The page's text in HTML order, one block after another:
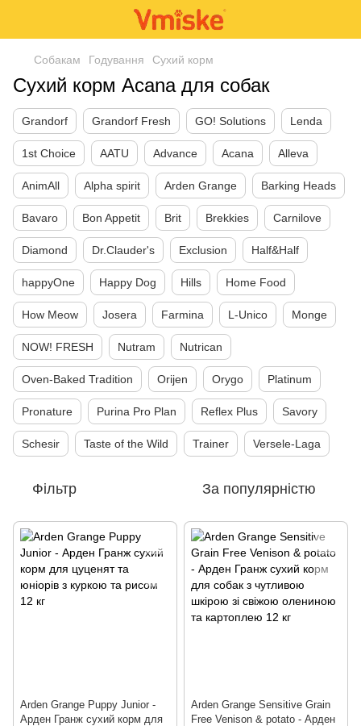
Собакам Годування Сухий корм
Cухий корм Acana для собак
Grandorf Grandorf Fresh GO! Solutions Lenda
1st Choice AATU Advance Acana Alleva
AnimAll Alpha spirit Arden Grange Barking Heads
Bavaro Bon Appetit Brit Brekkies Carnilove
Diamond Dr.Clauder's Exclusion Half&Half
happyOne Happy Dog Hills Home Food
How Meow Josera Farmina L-Unico Monge
NOW! FRESH Nutram Nutrican
Oven-Baked Tradition Orijen Orygo Platinum
Pronature Purina Pro Plan Reflex Plus Savory
Schesir Taste of the Wild Trainer Versele-Laga
Фільтр За популярністю
Arden Grange Puppy Junior -
Арден Гранж сухий корм для
Arden Grange Sensitive Grain
Free Venison & potato - Арден